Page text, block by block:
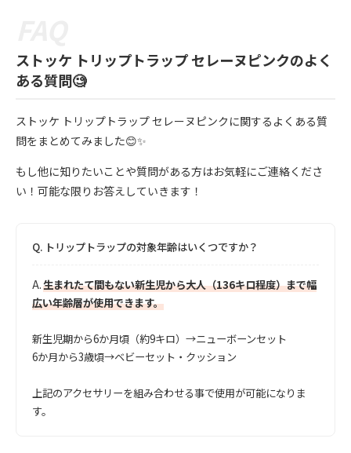
ストッケ トリップトラップ セレーヌピンクのよく
ある質問🧐
ストッケ トリップトラップ セレーヌピンクに関するよくある質
問をまとめてみました😊✨
もし他に知りたいことや質問がある方はお気軽にご連絡くださ
い！可能な限りお答えしていきます！
Q. トリップトラップの対象年齢はいくつですか？
A.生まれたて間もない新生児から大人（136キロ程度）まで幅
広い年齢層が使用できます。
新生児期から6か月頃（約9キロ）→ニューボーンセット
6か月から3歳頃→ベビーセット・クッション
上記のアクセサリーを組み合わせる事で使用が可能になりま
す。